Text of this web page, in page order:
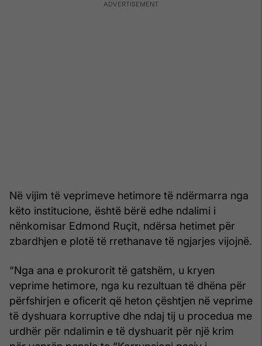
Në vijim të veprimeve hetimore të ndërmarra nga
këto institucione, është bërë edhe ndalimi i
nënkomisar Edmond Ruçit, ndërsa hetimet për
zbardhjen e plotë të rrethanave të ngjarjes vijojnë.
“Nga ana e prokurorit të gatshëm, u kryen
veprime hetimore, nga ku rezultuan të dhëna për
përfshirjen e oficerit që heton çështjen në veprime
të dyshuara korruptive dhe ndaj tij u procedua me
urdhër për ndalimin e të dyshuarit për një krim